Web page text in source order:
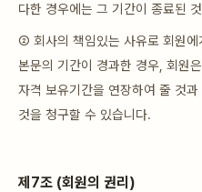
다한 경우에는 그 기간이 종료된
② 회사의 책임있는 사유로 회원에
본문의 기간이 경과한 경우, 회원
자격 보유기간을 연장하여 줄 것
것을 청구할 수 있습니다.
제7조 (회원의 권리)